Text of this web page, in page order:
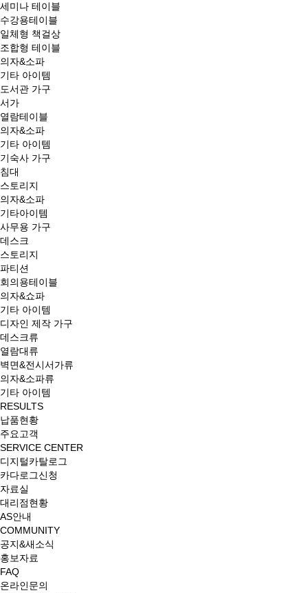
세미나 테이블
수강용테이블
일체형 책걸상
조합형 테이블
의자&소파
기타 아이템
도서관 가구
서가
열람테이블
의자&소파
기타 아이템
기숙사 가구
침대
스토리지
의자&소파
기타아이템
사무용 가구
데스크
스토리지
파티션
회의용테이블
의자&쇼파
기타 아이템
디자인 제작 가구
데스크류
열람대류
벽면&전시서가류
의자&소파류
기타 아이템
RESULTS
납품현황
주요고객
SERVICE CENTER
디지털카탈로그
카다로그신청
자료실
대리점현황
AS안내
COMMUNITY
공지&새소식
홍보자료
FAQ
온라인문의